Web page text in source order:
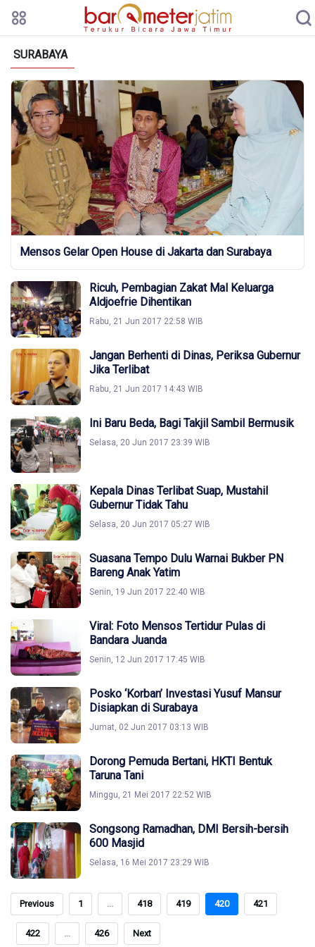
SURABAYA
Mensos Gelar Open House di Jakarta dan Surabaya
Ricuh, Pembagian Zakat Mal Keluarga
Aldjoefrie Dihentikan
Rabu, 21 Jun 2017 22:58 WIB
Jangan Berhenti di Dinas, Periksa Gubernur
Jika Terlibat
Rabu, 21 Jun 2017 14:43 WIB
Ini Baru Beda, Bagi Takjil Sambil Bermusik
Selasa, 20 Jun 2017 23:39 WIB
Kepala Dinas Terlibat Suap, Mustahil
Gubernur Tidak Tahu
Selasa, 20 Jun 2017 05:27 WIB
Suasana Tempo Dulu Warnai Bukber PN
Bareng Anak Yatim
Senin, 19 Jun 2017 22:40 WIB
Viral: Foto Mensos Tertidur Pulas di
Bandara Juanda
Senin, 12 Jun 2017 17:45 WIB
Posko ‘Korban’ Investasi Yusuf Mansur
Disiapkan di Surabaya
Jumat, 02 Jun 2017 03:13 WIB
Dorong Pemuda Bertani, HKTI Bentuk
Taruna Tani
Minggu, 21 Mei 2017 22:52 WIB
Songsong Ramadhan, DMI Bersih-bersih
600 Masjid
Selasa, 16 Mei 2017 23:29 WIB
Previous 1 ... 418 419 420 421
422 ... 426 Next